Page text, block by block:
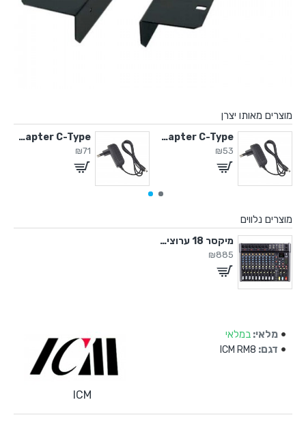
מוצרים מאותו יצרן
5V / 2A Adapter C-Type
₪53
5V / 2A Adapter C-Type
₪71
מוצרים נלווים
מיקסר 18 ערוצים עם אפקטים
₪885
מלאי: במלאי
דגם: ICM RM8
ICM